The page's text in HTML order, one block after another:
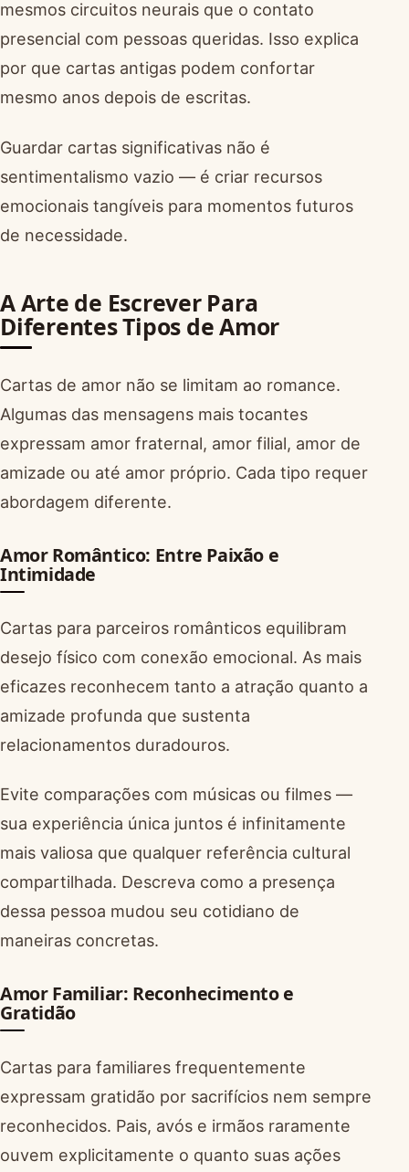
mesmos circuitos neurais que o contato
presencial com pessoas queridas. Isso explica
por que cartas antigas podem confortar
mesmo anos depois de escritas.
Guardar cartas significativas não é
sentimentalismo vazio — é criar recursos
emocionais tangíveis para momentos futuros
de necessidade.
A Arte de Escrever Para
Diferentes Tipos de Amor
Cartas de amor não se limitam ao romance.
Algumas das mensagens mais tocantes
expressam amor fraternal, amor filial, amor de
amizade ou até amor próprio. Cada tipo requer
abordagem diferente.
Amor Romântico: Entre Paixão e
Intimidade
Cartas para parceiros românticos equilibram
desejo físico com conexão emocional. As mais
eficazes reconhecem tanto a atração quanto a
amizade profunda que sustenta
relacionamentos duradouros.
Evite comparações com músicas ou filmes —
sua experiência única juntos é infinitamente
mais valiosa que qualquer referência cultural
compartilhada. Descreva como a presença
dessa pessoa mudou seu cotidiano de
maneiras concretas.
Amor Familiar: Reconhecimento e
Gratidão
Cartas para familiares frequentemente
expressam gratidão por sacrifícios nem sempre
reconhecidos. Pais, avós e irmãos raramente
ouvem explicitamente o quanto suas ações